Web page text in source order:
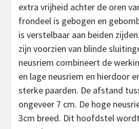
extra vrijheid achter de oren
frondeel is gebogen en
is verstelbaar aan beiden
zijn voorzien van blinde
neusriem combineert de
en lage neusriem en hierdoor
sterke paarden. De afstand
ongeveer 7 cm. De hoge
3cm breed. Dit hoofdstel